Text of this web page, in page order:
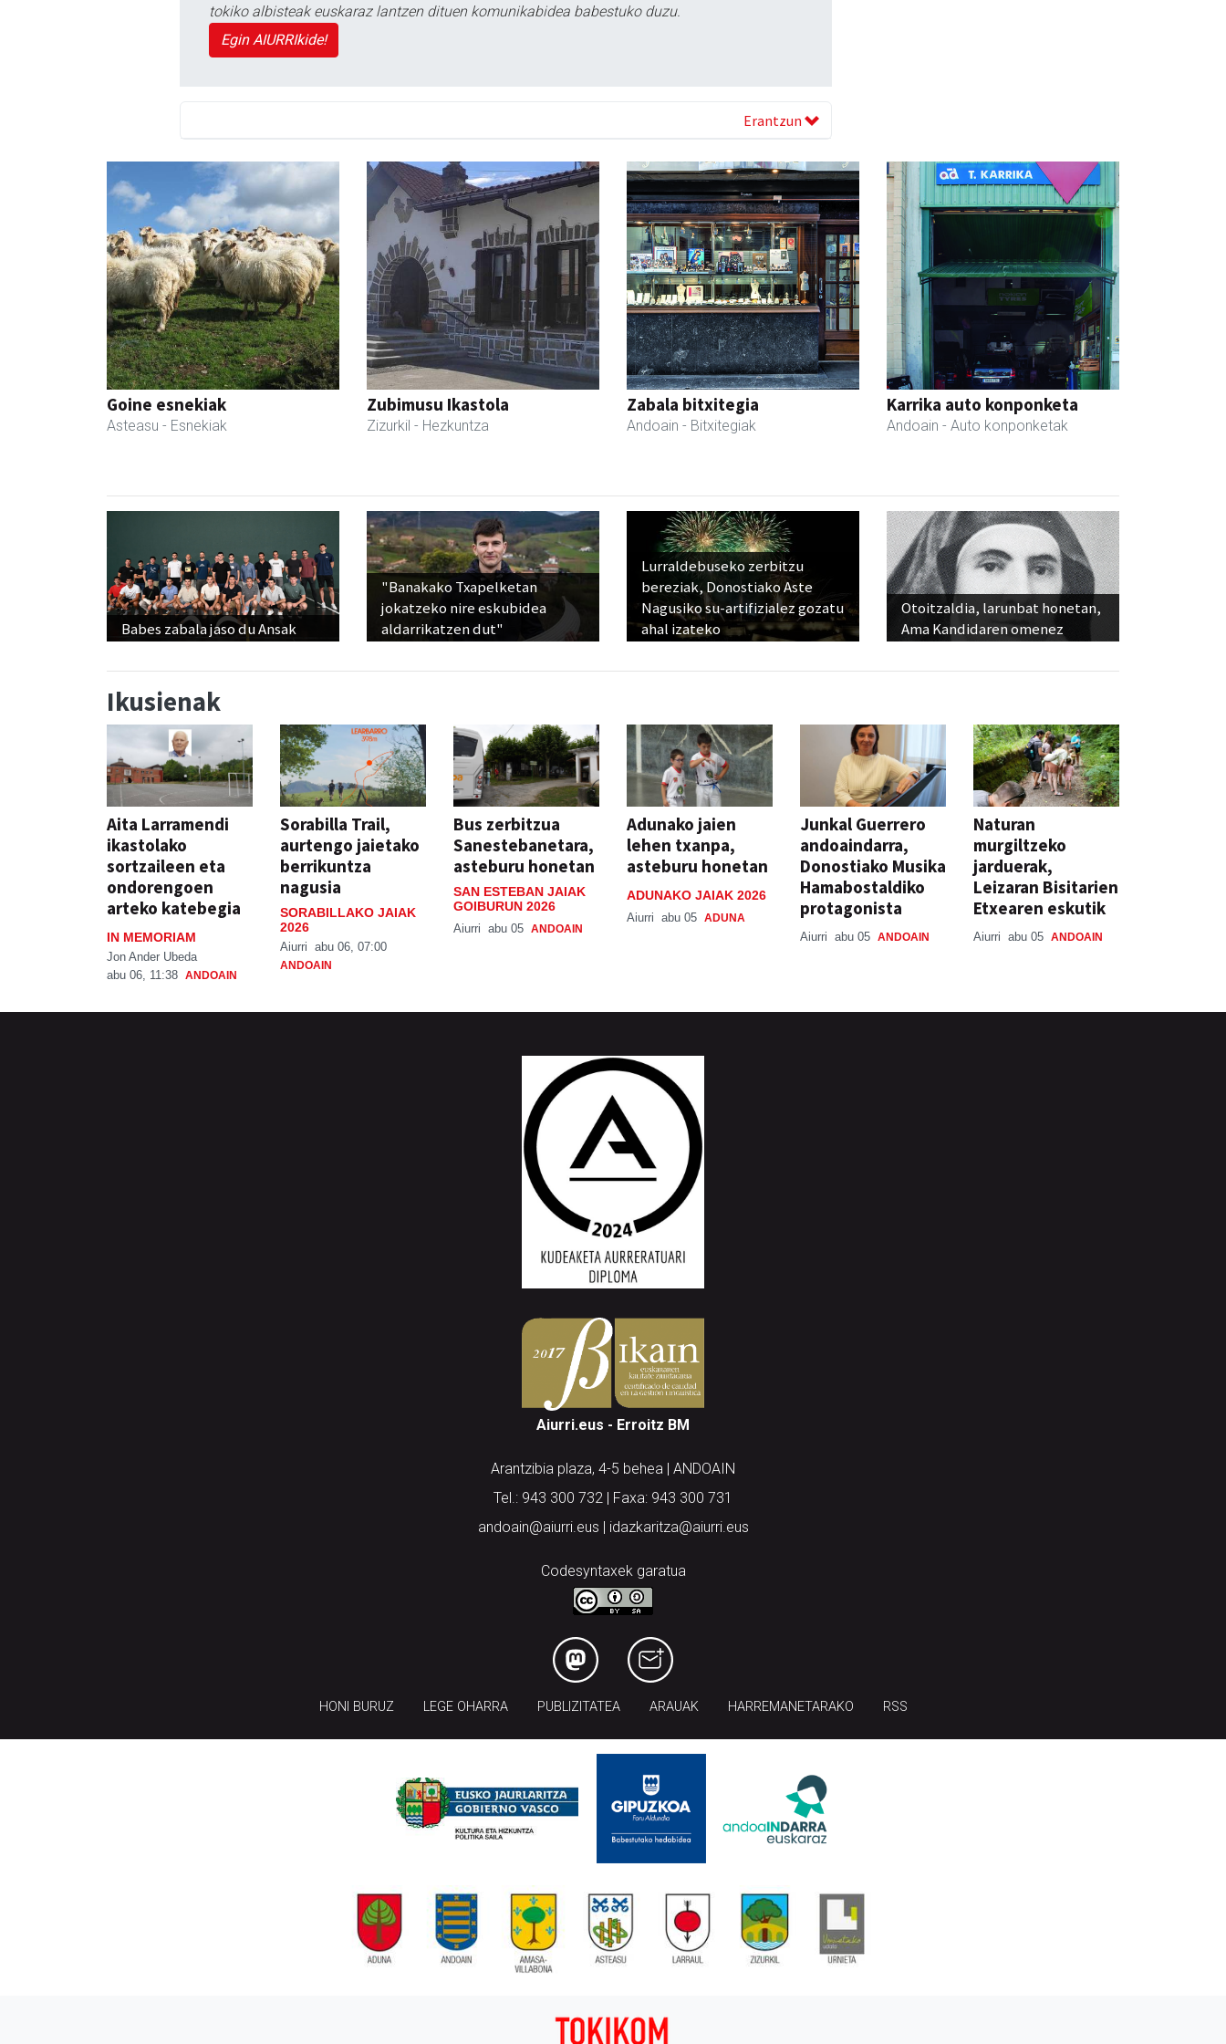
tokiko albisteak euskaraz lantzen dituen komunikabidea babestuko duzu.
Egin AIURRIkide!
Erantzun
Goine esnekiak
Asteasu - Esnekiak
Zubimusu Ikastola
Zizurkil - Hezkuntza
Zabala bitxitegia
Andoain - Bitxitegiak
Karrika auto konponketa
Andoain - Auto konponketak
Babes zabala jaso du Ansak
"Banakako Txapelketan
jokatzeko nire eskubidea
aldarrikatzen dut"
Lurraldebuseko zerbitzu
bereziak, Donostiako Aste
Nagusiko su-artifizialez gozatu
ahal izateko
Otoitzaldia, larunbat honetan,
Ama Kandidaren omenez
Ikusienak
Aita Larramendi
ikastolako
sortzaileen eta
ondorengoen
arteko katebegia
IN MEMORIAM
Jon Ander Ubeda
abu 06, 11:38 ANDOAIN
Sorabilla Trail,
aurtengo jaietako
berrikuntza
nagusia
SORABILLAKO JAIAK
2026
Aiurri abu 06, 07:00
ANDOAIN
Bus zerbitzua
Sanestebanetara,
asteburu honetan
SAN ESTEBAN JAIAK
GOIBURUN 2026
Aiurri abu 05 ANDOAIN
Adunako jaien
lehen txanpa,
asteburu honetan
ADUNAKO JAIAK 2026
Aiurri abu 05 ADUNA
Junkal Guerrero
andoaindarra,
Donostiako Musika
Hamabostaldiko
protagonista
Aiurri abu 05 ANDOAIN
Naturan
murgiltzeko
jarduerak,
Leizaran Bisitarien
Etxearen eskutik
Aiurri abu 05 ANDOAIN
Aiurri.eus - Erroitz BM
Arantzibia plaza, 4-5 behea | ANDOAIN
Tel.: 943 300 732 | Faxa: 943 300 731
andoain@aiurri.eus | idazkaritza@aiurri.eus
Codesyntaxek garatua
HONI BURUZ LEGE OHARRA PUBLIZITATEA ARAUAK HARREMANETARAKO RSS